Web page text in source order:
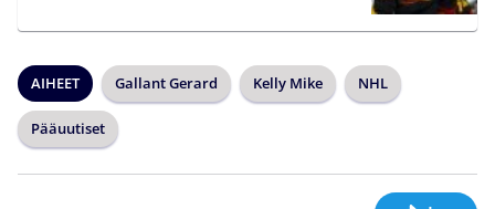
AIHEET Gallant Gerard Kelly Mike NHL
Pääuutiset